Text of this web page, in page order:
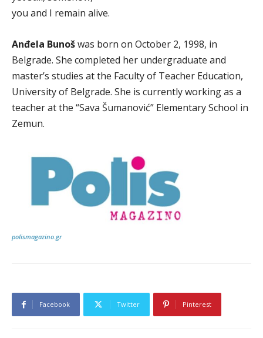
you and I remain alive.
Anđela Bunošwas born on October 2, 1998, in
Belgrade. She completed her undergraduate and
master’s studies at the Faculty of Teacher Education,
University of Belgrade. She is currently working as a
teacher at the “Sava Šumanović” Elementary School in
Zemun.
polismagazino.gr
Facebook Twitter Pinterest